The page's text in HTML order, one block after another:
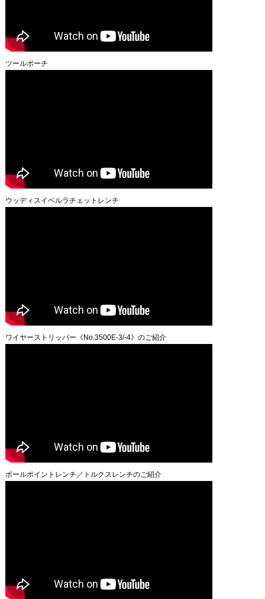
ツールポーチ
ウッディスイベルラチェットレンチ
ワイヤーストリッパー《No.3500E-3/-4》のご紹介
ボールポイントレンチ／トルクスレンチのご紹介